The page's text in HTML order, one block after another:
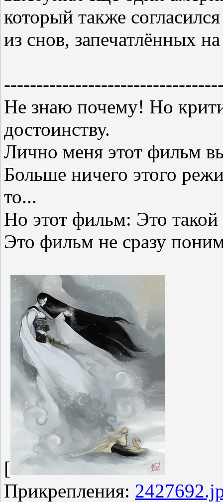
который также
из снов, запечатлённых
Не знаю почему! Но
достоинству.
Лично меня этот фильм
Больше ничего этого
то...
Но этот фильм: Это такой
Это фильм не сразу
[
Прикрепления: